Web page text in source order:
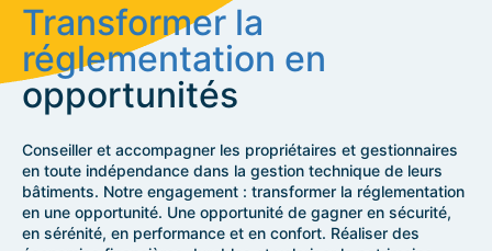
Transformer la
réglementation en
opportunités
Conseiller et accompagner les propriétaires et gestionnaires
en toute indépendance dans la gestion technique de leurs
bâtiments. Notre engagement : transformer la réglementation
en une opportunité. Une opportunité de gagner en sécurité,
en sérénité, en performance et en confort. Réaliser des